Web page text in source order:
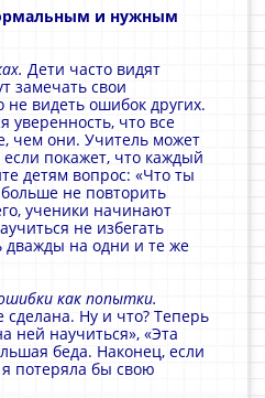
и нужным
Дети часто видят
замечать свои
видеть ошибок других.
уверенность, что все
чем они. Учитель может
если покажет, что каждый
детям вопрос: «Что ты
не повторить
ученики начинают
не избегать
дважды на одни и те же
как попытки.
Ну и что? Теперь
ней научиться», «Эта
беда. Наконец, если
потеряла бы свою